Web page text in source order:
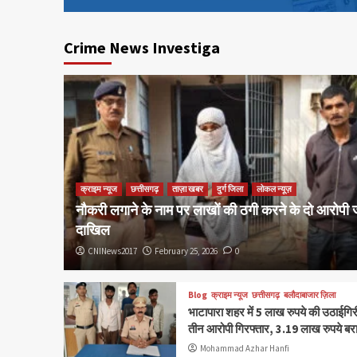
Crime News Investiga
क्राइम न्यूज छत्तीसगढ़ ताज़ा खबर दुर्ग जिला लोकल न्यूज़
नौकरी लगाने के नाम पर लाखों की ठगी करने के दो
दाखिल
CNINews2017 February 25, 2026 0
Blog क्राइम न्यूज छत्तीसगढ़ बलौदाबाजार ज़िला
भाटापारा शहर में 5 लाख रुपये की
तीन आरोपी गिरफ्तार, 3.19 लाख रुपये
Mohammad Azhar Hanfi
फिल्म बॉलीवुड
Kapkapiii › Initial
CNINews2017 June 6, 2025 0